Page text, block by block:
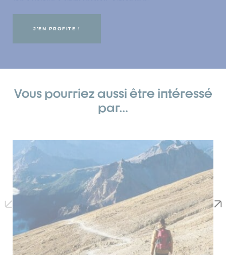
J’EN PROFITE !
Vous pourriez aussi être intéressé
par…